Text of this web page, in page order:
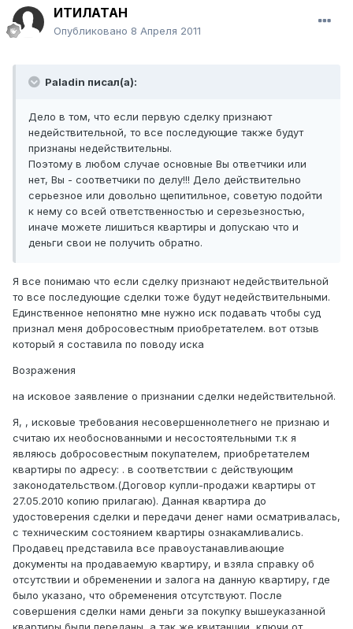
ИТИЛАТАН
Опубликовано 8 Апреля 2011
Paladin писал(а):
Дело в том, что если первую сделку признают
недействительной, то все последующие также будут
признаны недействительны.
Поэтому в любом случае основные Вы ответчики или
нет, Вы - соответчики по делу!!! Дело действительно
серьезное или довольно щепитильное, советую подойти
к нему со всей ответственностью и серезьезностью,
иначе можете лишиться квартиры и допускаю что и
деньги свои не получить обратно.
Я все понимаю что если сделку признают недействительной
то все последующие сделки тоже будут недействительными.
Единственное непонятно мне нужно иск подавать чтобы суд
признал меня добросовестным приобретателем. вот отзыв
который я составила по поводу иска
Возражения
на исковое заявление о признании сделки недействительной.
Я, , исковые требования несовершеннолетнего не признаю и
считаю их необоснованными и несостоятельными т.к я
являюсь добросовестным покупателем, приобретателем
квартиры по адресу: . в соответствии с действующим
законодательством.(Договор купли-продажи квартиры от
27.05.2010 копию прилагаю). Данная квартира до
удостоверения сделки и передачи денег нами осматривалась,
с техническим состоянием квартиры ознакамливались.
Продавец представила все правоустанавливающие
документы на продаваемую квартиру, и взяла справку об
отсутствии и обременении и залога на данную квартиру, где
было указано, что обременения отсутствуют. После
совершения сделки нами деньги за покупку вышеуказанной